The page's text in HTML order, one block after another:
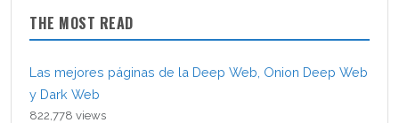
THE MOST READ
Las mejores páginas de la Deep Web, Onion Deep Web
y Dark Web
822,778 views